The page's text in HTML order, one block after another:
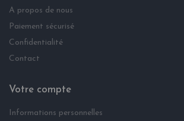
A propos de nous
Paiement sécurisé
Confidentialité
Contact
Votre compte
Informations personnelles